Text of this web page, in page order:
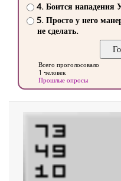
4. Боится
5. Просто у него
не сделать.
Всего проголосовало
1 человек
Прошлые опросы